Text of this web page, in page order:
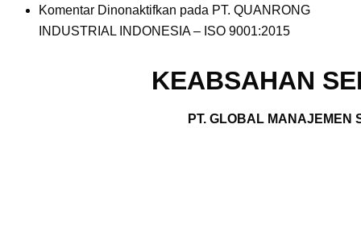
Komentar Dinonaktifkan pada PT. QUANRONG
INDUSTRIAL INDONESIA – ISO 9001:2015
KEABSAHAN
PT. GLOBAL MANAJEMEN